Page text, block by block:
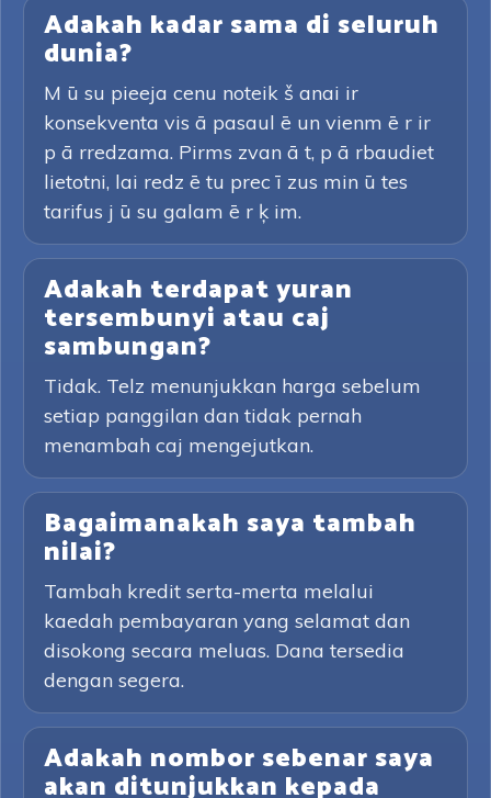
Adakah kadar sama di seluruh
dunia?
M ū su pieeja cenu noteik š anai ir
konsekventa vis ā pasaul ē un vienm ē r ir
p ā rredzama. Pirms zvan ā t, p ā rbaudiet
lietotni, lai redz ē tu prec ī zus min ū tes
tarifus j ū su galam ē r ķ im.
Adakah terdapat yuran
tersembunyi atau caj
sambungan?
Tidak. Telz menunjukkan harga sebelum
setiap panggilan dan tidak pernah
menambah caj mengejutkan.
Bagaimanakah saya tambah
nilai?
Tambah kredit serta-merta melalui
kaedah pembayaran yang selamat dan
disokong secara meluas. Dana tersedia
dengan segera.
Adakah nombor sebenar saya
akan ditunjukkan kepada